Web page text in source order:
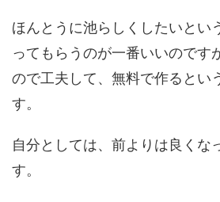
ほんとうに池らしくしたいとい
ってもらうのが一番いいのです
ので工夫して、無料で作るとい
す。
自分としては、前よりは良くな
す。